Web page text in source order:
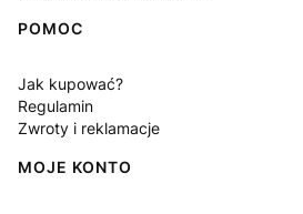
POMOC
Jak kupować?
Regulamin
Zwroty i reklamacje
MOJE KONTO